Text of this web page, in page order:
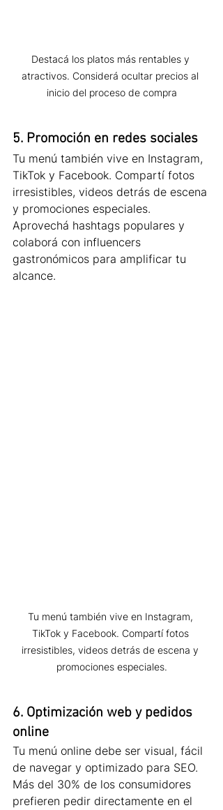
Destacá los platos más rentables y
atractivos. Considerá ocultar precios al
inicio del proceso de compra
5. Promoción en redes sociales
Tu menú también vive en Instagram,
TikTok y Facebook. Compartí fotos
irresistibles, videos detrás de escena
y promociones especiales.
Aprovechá hashtags populares y
colaborá con influencers
gastronómicos para amplificar tu
alcance.
Tu menú también vive en Instagram,
TikTok y Facebook. Compartí fotos
irresistibles, videos detrás de escena y
promociones especiales.
6. Optimización web y pedidos
online
Tu menú online debe ser visual, fácil
de navegar y optimizado para SEO.
Más del 30% de los consumidores
prefieren pedir directamente en el